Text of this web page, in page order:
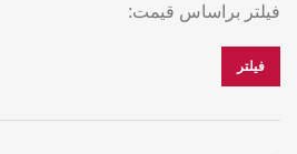
فیلتر براساس قیمت:
فیلتر